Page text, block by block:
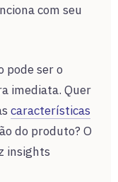
com seu
pode ser o
imediata. Quer
características
do produto? O
insights